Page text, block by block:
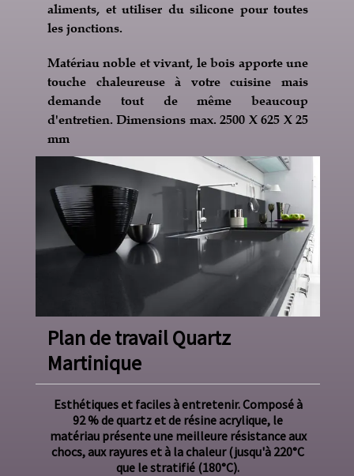
aliments, et utiliser du silicone pour toutes
les jonctions.
Matériau noble et vivant, le bois apporte une
touche chaleureuse à votre cuisine mais
demande tout de même beaucoup
d'entretien. Dimensions max. 2500 X 625 X 25
mm
Plan de travail Quartz
Martinique
Esthétiques et faciles à entretenir. Composé à
92 % de quartz et de résine acrylique, le
matériau présente une meilleure résistance aux
chocs, aux rayures et à la chaleur (jusqu'à 220°C
que le stratifié (180°C).